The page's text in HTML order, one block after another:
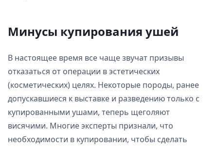
Минусы купирования ушей
В настоящее время все чаще звучат призывы
отказаться от операции в эстетических
(косметических) целях. Некоторые породы, ранее
допускавшиеся к выставке и разведению только с
купированными ушами, теперь щеголяют
висячими. Многие эксперты признали, что
необходимости в купировании, чтобы сделать